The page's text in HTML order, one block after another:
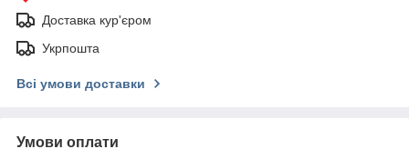
Доставка кур'єром
Укрпошта
Всі умови доставки
Умови оплати